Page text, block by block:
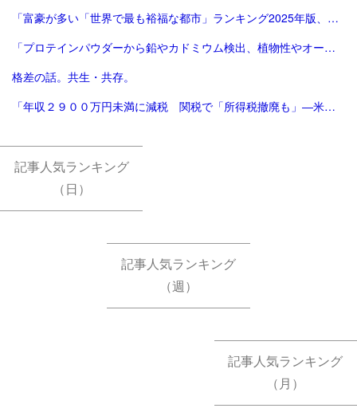
「富豪が多い「世界で最も裕福な都市」ランキング2025年版、東京が2年連続3位 | Forbes JAPAN 公式サイト（フォーブス ジャパン）」
「プロテインパウダーから鉛やカドミウム検出、植物性やオーガニック製品は数倍の含有量 - CNN.co.jp」
格差の話。共生・共存。
「年収２９００万円未満に減税 関税で「所得税撤廃も」―米大統領：時事ドットコム」
記事人気ランキング
（日）
記事人気ランキング
（週）
記事人気ランキング
（月）